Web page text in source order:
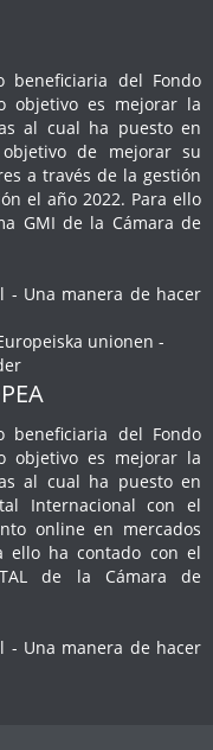
beneficiaria del Fondo
objetivo es mejorar la
al cual ha puesto en
de mejorar su
a través de la gestión
el año 2022. Para ello
GMI de la Cámara de
- Una manera de hacer
beneficiaria del Fondo
objetivo es mejorar la
al cual ha puesto en
Internacional con el
online en mercados
ello ha contado con el
de la Cámara de
- Una manera de hacer